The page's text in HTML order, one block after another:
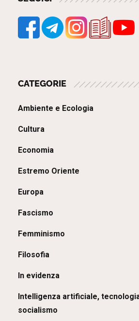
CATEGORIE
Ambiente e Ecologia
Cultura
Economia
Estremo Oriente
Europa
Fascismo
Femminismo
Filosofia
In evidenza
Intelligenza artificiale,
socialismo